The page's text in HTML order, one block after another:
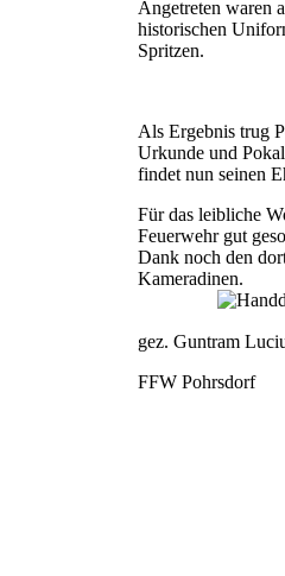
Angetreten waren
historischen
Spritzen.
Als Ergebnis trug
Urkunde und
findet nun seinen
Für das leibliche
Feuerwehr gut
Dank noch den
Kameradinen.
gez. Guntram
FFW Pohrsdorf